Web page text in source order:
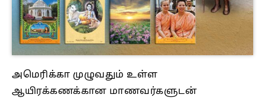
அமெரிக்கா முழுவதும் உள்ள
ஆயிரக்கணக்கான மாணவர்களுடன்